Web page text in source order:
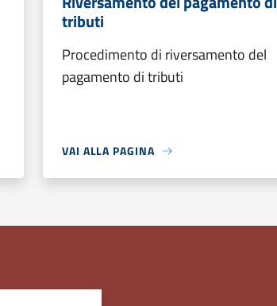
tributi
Procedimento di riversamento del
pagamento di tributi
VAI ALLA PAGINA